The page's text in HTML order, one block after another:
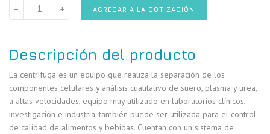
−
+ AGREGAR A LA COTIZACIÓN
Descripción del producto
La centrífuga es un equipo que realiza la separación de los
componentes celulares y análisis cualitativo de suero, plasma y urea,
a altas velocidades, equipo muy utilizado en laboratorios clínicos,
investigación e industria, también puede ser utilizada para el control
de calidad de alimentos y bebidas. Cuentan con un sistema de